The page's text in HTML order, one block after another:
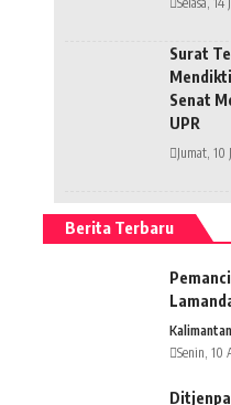
Surat
Senat
UPR
Jumat, 10
Berita Terbaru
Senin, 10